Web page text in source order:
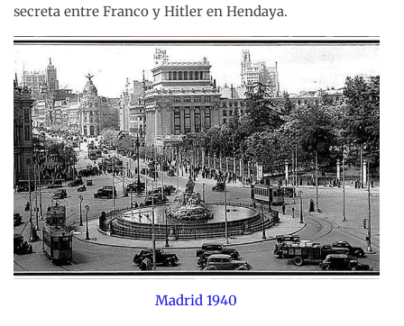
secreta entre Franco y Hitler en Hendaya.
Madrid 1940